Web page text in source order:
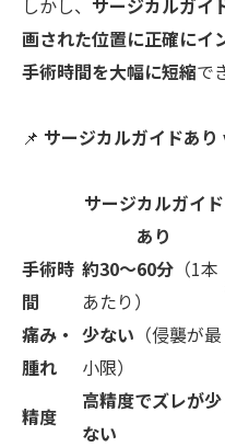
画された位置に正確にイ
手術時間を大幅に短縮で
📌 サージカルガイドあ
サージカルガイド
あり
手術時
間
約30〜60分 （1本
あたり）
痛み・
腫れ
少ない （侵襲が最
小限）
精度
高精度でズレが少
ない